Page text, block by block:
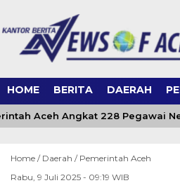
HOME BERITA DAERAH
Aceh Angkat 228 Pegawai
Home / Daerah / Pemerintah Aceh
Rabu, 9 Juli 2025 - 09:19 WIB